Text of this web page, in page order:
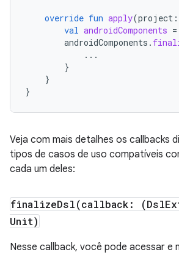
override fun apply(project :
val androidComponents =
androidComponents .
...
}
}
}
Veja com mais detalhes os callbacks
tipos de casos de uso compatíveis
cada um deles:
finalizeDsl(callback: (Dsl
Unit)
Nesse callback, você pode acessar e